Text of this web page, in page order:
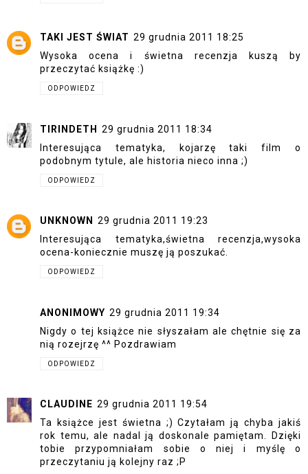
TAKI JEST ŚWIAT 29 grudnia 2011 18:25
Wysoka ocena i świetna recenzja kuszą by
przeczytać książkę :)
ODPOWIEDZ
TIRINDETH 29 grudnia 2011 18:34
Interesująca tematyka, kojarzę taki film o
podobnym tytule, ale historia nieco inna ;)
ODPOWIEDZ
UNKNOWN
29 grudnia 2011 19:23
Interesująca tematyka,świetna recenzja,wysoka
ocena-koniecznie muszę ją poszukać.
ODPOWIEDZ
ANONIMOWY 29 grudnia 2011 19:34
Nigdy o tej książce nie słyszałam ale chętnie się za
nią rozejrzę ^^ Pozdrawiam
ODPOWIEDZ
CLAUDINE 29 grudnia 2011 19:54
Ta książce jest świetna ;) Czytałam ją chyba jakiś
rok temu, ale nadal ją doskonale pamiętam. Dzięki
tobie przypomniałam sobie o niej i myślę o
przeczytaniu ją kolejny raz ;P